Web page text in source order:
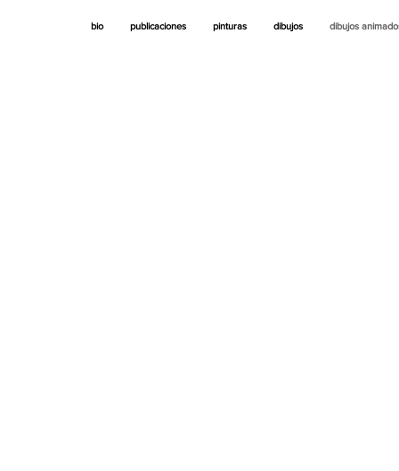
bio publicaciones pinturas dibujos dibujos